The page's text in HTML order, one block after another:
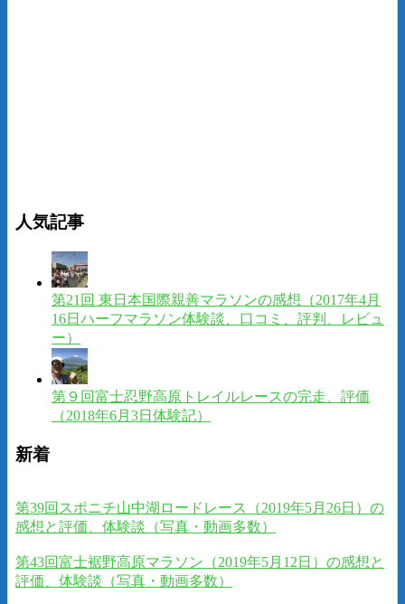
人気記事
第21回 東日本国際親善マラソンの感想（2017年4月
16日ハーフマラソン体験談、口コミ、評判、レビュ
ー）
第９回富士忍野高原トレイルレースの完走、評価
（2018年6月3日体験記）
新着
第39回スポニチ山中湖ロードレース（2019年5月26日）の
感想と評価、体験談（写真・動画多数）
第43回富士裾野高原マラソン（2019年5月12日）の感想と
評価、体験談（写真・動画多数）